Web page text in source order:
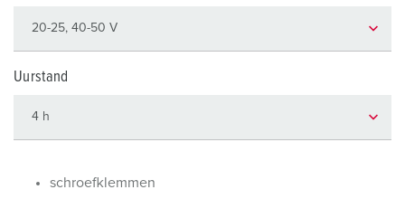
Uurstand
schroefklemmen